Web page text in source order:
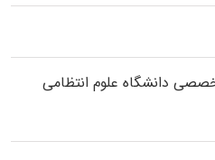
داﻧﺸﮕﺎه ﻋﻠﻮم انتظامی